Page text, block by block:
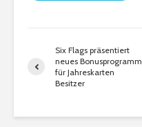
Six Flags präsentiert
neues Bonusprogramm
für Jahreskarten
Besitzer